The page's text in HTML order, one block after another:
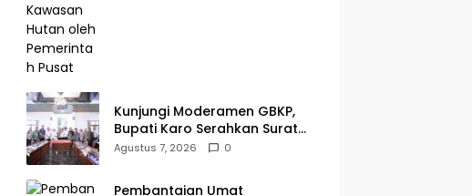
Kunjungi Moderamen GBKP,
Bupati Karo Serahkan Surat
Pernyataan Resmi Penyerahan
Agustus 7, 2026 0
Pembantaian Umat